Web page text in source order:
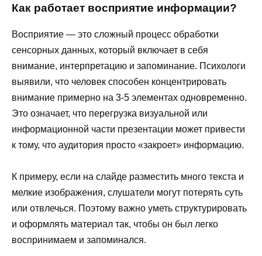
Как работает восприятие информации?
Восприятие — это сложный процесс обработки
сенсорных данных, который включает в себя
внимание, интерпретацию и запоминание. Психологи
выявили, что человек способен концентрировать
внимание примерно на 3-5 элементах одновременно.
Это означает, что перегрузка визуальной или
информационной части презентации может привести
к тому, что аудитория просто «закроет» информацию.
К примеру, если на слайде разместить много текста и
мелкие изображения, слушатели могут потерять суть
или отвлечься. Поэтому важно уметь структурировать
и оформлять материал так, чтобы он был легко
воспринимаем и запоминался.